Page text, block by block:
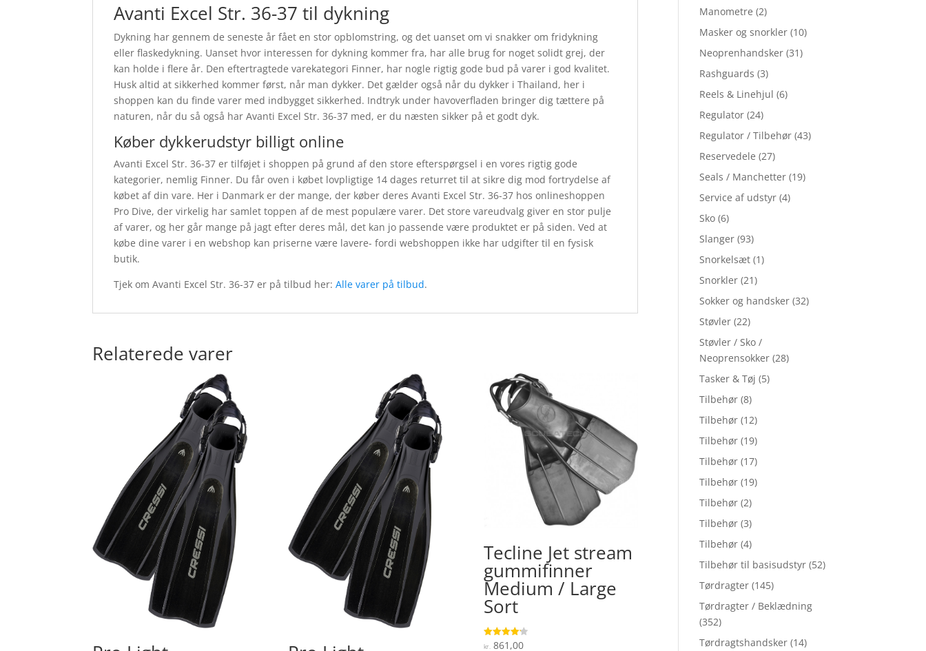
Avanti Excel Str. 36-37 til dykning
Dykning har gennem de seneste år fået en stor opblomstring, og det uanset om vi snakker om fridykning
eller flaskedykning. Uanset hvor interessen for dykning kommer fra, har alle brug for noget solidt grej, der
kan holde i flere år. Den eftertragtede varekategori Finner, har nogle rigtig gode bud på varer i god kvalitet.
Husk altid at sikkerhed kommer først, når man dykker. Det gælder også når du dykker i Thailand, her i
shoppen kan du finde varer med indbygget sikkerhed. Indtryk under havoverfladen bringer dig tættere på
naturen, når du så også har Avanti Excel Str. 36-37 med, er du næsten sikker på et godt dyk.
Køber dykkerudstyr billigt online
Avanti Excel Str. 36-37 er tilføjet i shoppen på grund af den store efterspørgsel i en vores rigtig gode
kategorier, nemlig Finner. Du får oven i købet lovpligtige 14 dages returret til at sikre dig mod fortrydelse af
købet af din vare. Her i Danmark er der mange, der køber deres Avanti Excel Str. 36-37 hos onlineshoppen
Pro Dive, der virkelig har samlet toppen af de mest populære varer. Det store vareudvalg giver en stor pulje
af varer, og her går mange på jagt efter deres mål, det kan jo passende være produktet er på siden. Ved at
købe dine varer i en webshop kan priserne være lavere- fordi webshoppen ikke har udgifter til en fysisk
butik.
Tjek om Avanti Excel Str. 36-37 er på tilbud her:Alle varer på tilbud.
Relaterede varer
Tecline Jet stream
gummifinner
Medium / Large
Sort
Vurderet
kr.861,00
Manometre (2)
Masker og snorkler (10)
Neoprenhandsker (31)
Rashguards (3)
Reels & Linehjul (6)
Regulator (24)
Regulator / Tilbehør (43)
Reservedele (27)
Seals / Manchetter (19)
Service af udstyr (4)
Sko (6)
Slanger (93)
Snorkelsæt (1)
Snorkler (21)
Sokker og handsker (32)
Støvler (22)
Støvler / Sko /
Neoprensokker (28)
Tasker & Tøj (5)
Tilbehør (8)
Tilbehør (12)
Tilbehør (19)
Tilbehør (17)
Tilbehør (19)
Tilbehør (2)
Tilbehør (3)
Tilbehør (4)
Tilbehør til basisudstyr (52)
Tørdragter (145)
Tørdragter / Beklædning
(352)
Tørdragtshandsker (14)